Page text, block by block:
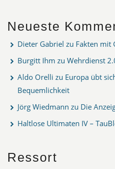
Neueste
Dieter Gabriel zu Fakten mit
Burgitt Ihm zu Wehrdienst
Aldo Orelli zu Europa übt
Bequemlichkeit
Jörg Wiedmann zu Die
Haltlose Ultimaten IV –
Ressort